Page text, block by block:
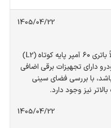
1405/04/22
برای خودروی شاهین G معمولاً باتری ۶۰ آمپر پایه کوتاه (L2)
دارای تجهیزات برقی اضافی
با بررسی فضای سینی
نیز وجود دارد.
1405/04/22